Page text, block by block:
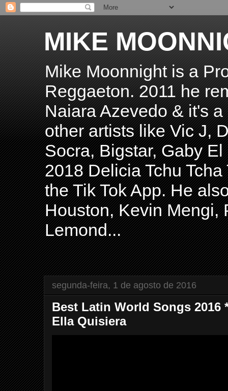
MIKE
Mike Moonnight is a
Reggaeton. 2011 he
Naiara Azevedo & it's
other artists like Vic J,
Socra, Bigstar, Gaby
2018 Delicia Tchu
the Tik Tok App. He
Houston, Kevin Mengi,
Lemond...
segunda-feira, 1 de agosto de 2016
Best Latin World Songs 2016
Ella Quisiera